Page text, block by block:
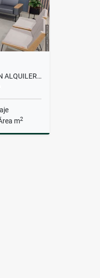
CONSULTORIO MÉDICO EN ALQUILER SAN DIEGO
m2